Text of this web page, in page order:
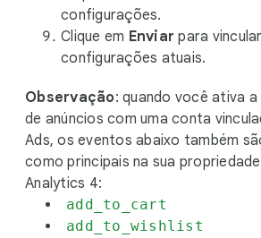
configurações.
Clique em Enviar para
configurações atuais.
Observação: quando você ativa
de anúncios com uma conta
Ads, os eventos abaixo também
como principais na sua
Analytics 4:
add_to_cart
add_to_wishlist